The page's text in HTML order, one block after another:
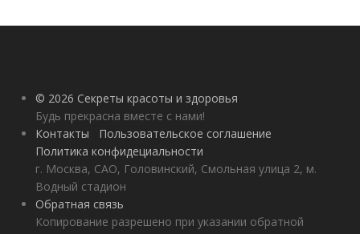
© 2026 Секреты красоты и здоровья
Будь прекрасна вместе с нами!
Контакты
Пользовательское соглашение
Политика конфидециальности
г. Москва, САО, Головинский, Смольная улица 2, м.
Водный стадион
Обратная связь
Копирование разрешено при указании обратной